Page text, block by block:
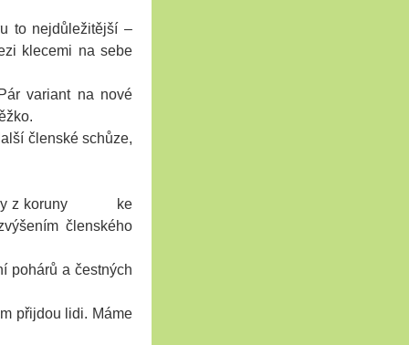
to nejdůležitější –
klecemi na sebe
variant na nové
členské schůze,
z koruny ke
členského
pohárů a čestných
přijdou lidi. Máme